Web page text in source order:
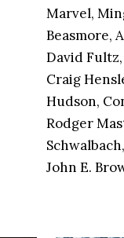
Marvel,
Beasmore,
David
Craig
Hudson,
Rodger
John E.